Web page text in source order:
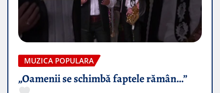
MUZICA POPULARA
„Oamenii se schimbă faptele rămân…”